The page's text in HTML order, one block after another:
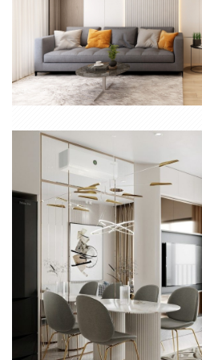
NỘI THẤT CĂN HỘ 2 PHÒNG NGỦ
THI CÔNG NỘI THẤT SANG
GRAND